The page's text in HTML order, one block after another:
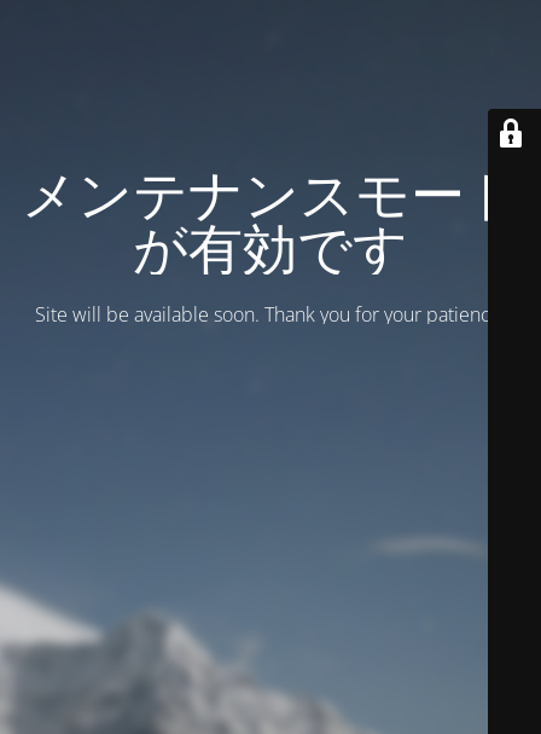
メンテナンスモード
が有効です
Site will be available soon. Thank you for your patience!